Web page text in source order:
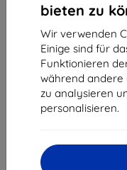
bieten zu
Wir verwenden
Einige sind für
Funktionieren
während andere
zu analysieren
personalisieren.
Baseus Case +
and 6S
Apple
23,30 €